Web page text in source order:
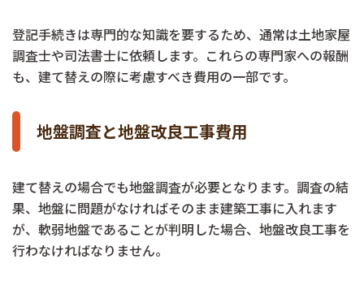
登記手続きは専門的な知識を要するため、通常は土地家屋
調査士や司法書士に依頼します。これらの専門家への報酬
も、建て替えの際に考慮すべき費用の一部です。
地盤調査と地盤改良工事費用
建て替えの場合でも地盤調査が必要となります。調査の結
果、地盤に問題がなければそのまま建築工事に入れます
が、軟弱地盤であることが判明した場合、地盤改良工事を
行わなければなりません。